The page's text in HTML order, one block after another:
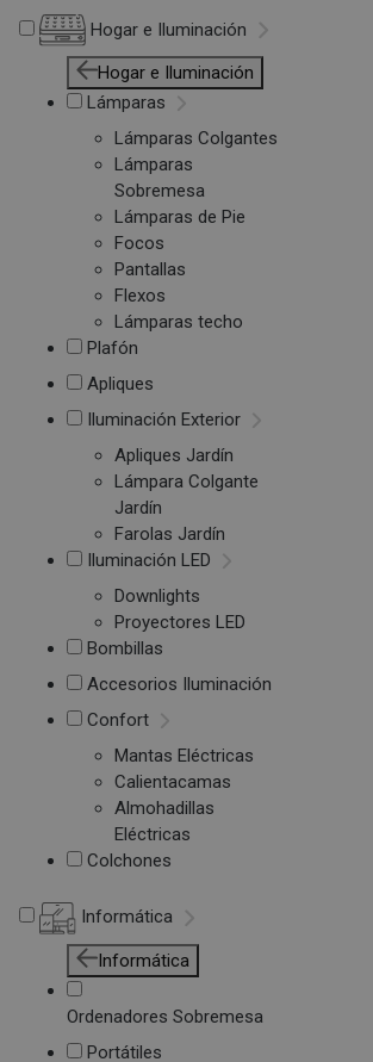
Hogar e Iluminación
Hogar e Iluminación
Lámparas
Lámparas Colgantes
Lámparas
Sobremesa
Lámparas de Pie
Focos
Pantallas
Flexos
Lámparas techo
Plafón
Apliques
Iluminación Exterior
Apliques Jardín
Lámpara Colgante
Jardín
Farolas Jardín
Iluminación LED
Downlights
Proyectores LED
Bombillas
Accesorios Iluminación
Confort
Mantas Eléctricas
Calientacamas
Almohadillas
Eléctricas
Colchones
Informática
Informática
Ordenadores Sobremesa
Portátiles